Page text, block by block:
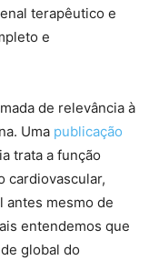
terapêutico e
e
de relevância à
Uma publicação
trata a função
cardiovascular,
antes mesmo de
entendemos que
global do